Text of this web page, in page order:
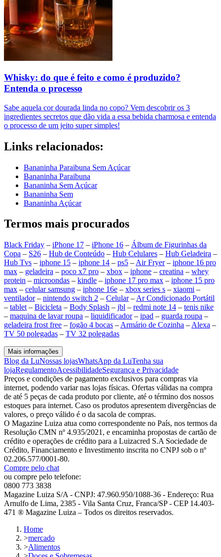
Whisky: do que é feito e como é produzido?
Entenda o processo
Sabe aquela cor dourada linda no copo? Vem descobrir os 3
ingredientes secretos que dão vida a essa bebida charmosa e entenda
o processo de um jeito super simples!
Links relacionados:
Bananinha Paraibuna Sem Açúcar
Bananinha Paraibuna
Bananinha Sem Açúcar
Bananinha Sem
Bananinha Açúcar
Termos mais procurados
Black Friday – iPhone 17 – iPhone 16 – Álbum de Figurinhas da
Copa – S26 – Hub de Conteúdo – Hub Celulares – Hub Geladeira –
Hub Tvs – iphone 15 – iphone 14 – ps5 – Air Fryer– iphone 16 pro
max – geladeira – poco x7 pro – xbox – iphone – creatina – whey
protein – microondas – kindle – iphone 17 pro max – iphone 15 pro
max – celular samsung – iphone 16e – xbox series s – xiaomi –
ventilador– nintendo switch 2 – Celular– Ar Condicionado Portátil
– tablet – Bicicleta – Body Splash – jbl – redmi note 14 – tenis nike
– maquina de lavar roupa – liquidificador– ipad – guarda roupa –
geladeira frost free – fogão 4 bocas – Armário de Cozinha – Alexa –
TV 50 polegadas – TV 32 polegadas
Mais informações
Blog da LuNossas lojasWhatsApp da LuTenha sua
lojaRegulamentoAcessibilidadeSegurança e Privacidade
Preços e condições de pagamento exclusivos para compras via
internet, podendo variar nas lojas físicas. Ofertas válidas na compra
de até 5 peças de cada produto por cliente, até o término dos nossos
estoques para internet. Caso os produtos apresentem divergências de
valores, o preço válido é o da sacola de compras.
O Magazine Luiza atua como correspondente no País, nos termos da
Resolução CMN nº 4.935/2021, e encaminha propostas de cartão de
crédito e operações de crédito para a Luizacred S.A Sociedade de
Crédito, Financiamento e Investimento inscrita no CNPJ sob o nº
02.206.577/0001-80.
Compre pelo chat
ou compre pelo telefone:
0800 773 3838
Magazine Luiza S/A - CNPJ: 47.960.950/1088-36 - Endereço: Rua
Arnulfo de Lima, 2385 - Vila Santa Cruz, Franca/SP - CEP 14.403-
471 ® Magazine Luiza – Todos os direitos reservados.
Home
>mercado
>Alimentos